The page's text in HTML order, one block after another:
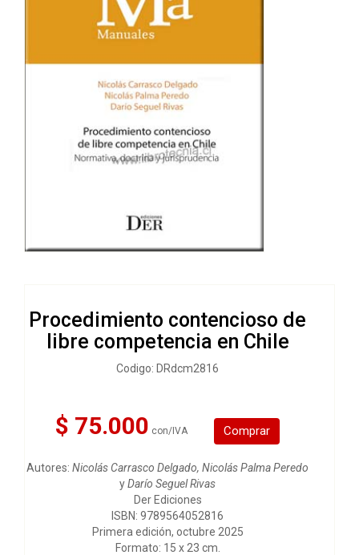
Procedimiento contencioso de
libre competencia en Chile
Codigo: DRdcm2816
$ 75.000 con/IVA Comprar
Autores: Nicolás Carrasco Delgado, Nicolás Palma Peredo
yDarío Seguel Rivas
Der Ediciones
ISBN: 9789564052816
Primera edición, octubre 2025
Formato: 15 x 23 cm.